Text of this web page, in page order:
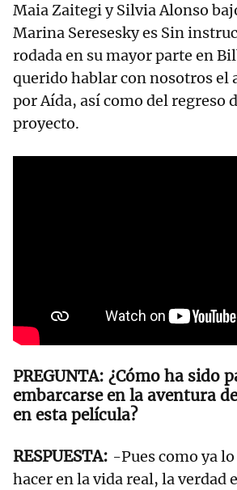
Maia Zaitegi y Silvia Alonso
Marina Seresesky es Sin
rodada en su mayor parte en
querido hablar con nosotros el
por Aída, así como del regreso
proyecto.
¿Cómo ha sido
embarcarse en la aventura
en esta película?
-Pues como ya
hacer en la vida real, la verdad